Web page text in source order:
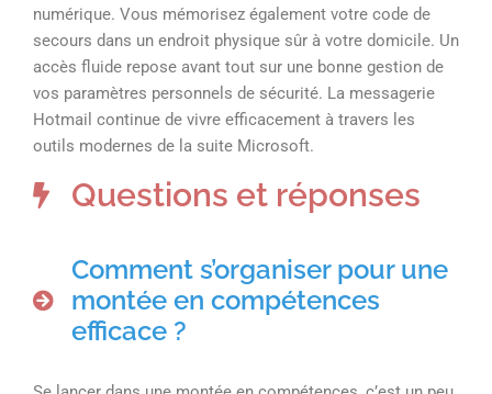
numérique. Vous mémorisez également votre code de
secours dans un endroit physique sûr à votre domicile. Un
accès fluide repose avant tout sur une bonne gestion de
vos paramètres personnels de sécurité. La messagerie
Hotmail continue de vivre efficacement à travers les
outils modernes de la suite Microsoft.
Questions et réponses
Comment s’organiser pour une
montée en compétences
efficace ?